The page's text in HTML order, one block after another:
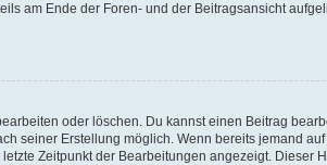
am Ende der Foren- und der Beitragsansicht
oder löschen. Du kannst einen Beitrag
seiner Erstellung möglich. Wenn bereits jemand
Zeitpunkt der Bearbeitungen angezeigt. Dieser